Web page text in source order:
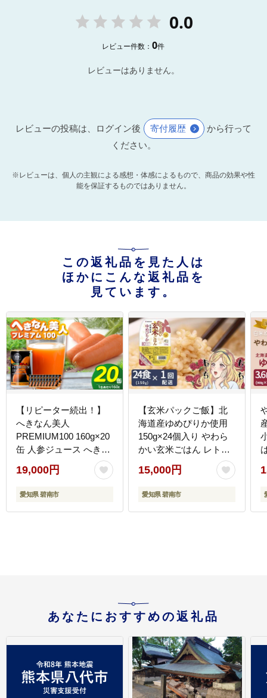
0.0
レビュー件数：0件
レビューはありません。
レビューの投稿は、ログイン後 寄付履歴
から行って
ください。
※レビューは、個人の主観による感想・体感によるもので、商品の効果や性
能を保証するものではありません。
この返礼品を見た人は
ほかにこんな返礼品を
見ています。
【リピーター続出！】
へきなん美人
PREMIUM100 160g×20
缶 人参ジュース へきな
ん美人 にんじん 国産 果
汁100％ H017-102
19,000円
愛知県 碧南市
【玄米パックご飯】北
海道産ゆめぴりか使用
150g×24個入り やわら
かい玄米ごはん レトル
ト 玄米 パックライス レ
ンジ 保存食 防災 キャン
プ ごはん 安心安全なヤ
15,000円
愛知県 碧南市
あなたにおすすめの返礼品